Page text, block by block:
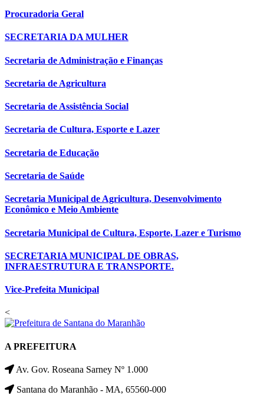
Procuradoria Geral
SECRETARIA DA MULHER
Secretaria de Administração e Finanças
Secretaria de Agricultura
Secretaria de Assistência Social
Secretaria de Cultura, Esporte e Lazer
Secretaria de Educação
Secretaria de Saúde
Secretaria Municipal de Agricultura, Desenvolvimento
Econômico e Meio Ambiente
Secretaria Municipal de Cultura, Esporte, Lazer e Turismo
SECRETARIA MUNICIPAL DE OBRAS,
INFRAESTRUTURA E TRANSPORTE.
Vice-Prefeita Municipal
<
A PREFEITURA
Av. Gov. Roseana Sarney Nº 1.000
Santana do Maranhão - MA, 65560-000